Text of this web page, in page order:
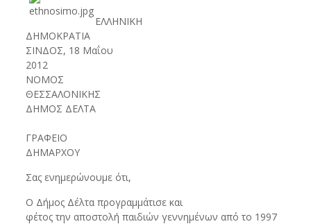
ΕΛΛΗΝΙΚΗ
ΔΗΜΟΚΡΑΤΙΑ
ΣΙΝΔΟΣ, 18 Μαΐου
2012
ΝΟΜΟΣ
ΘΕΣΣΑΛΟΝΙΚΗΣ
ΔΗΜΟΣ ΔΕΛΤΑ
ΓΡΑΦΕΙΟ
ΔΗΜΑΡΧΟΥ
Σας ενημερώνουμε ότι,
Ο Δήμος Δέλτα προγραμμάτισε και
φέτος την αποστολή παιδιών γεννημένων από το 1997